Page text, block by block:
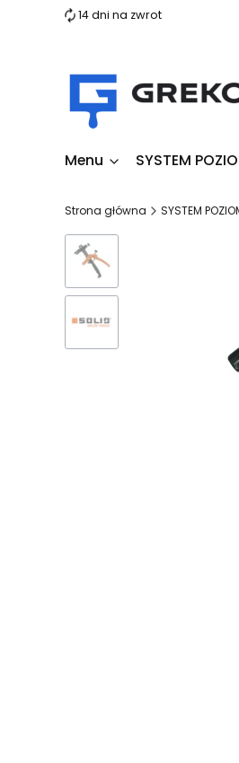
14 dni na zwrot
Menu SYSTEM
Strona główna SYSTEM